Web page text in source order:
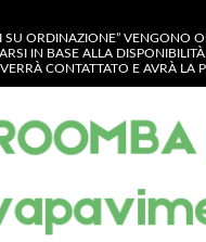
ORDINAZIONE” VENGONO
IN BASE ALLA
CONTATTATO E AVRÀ LA